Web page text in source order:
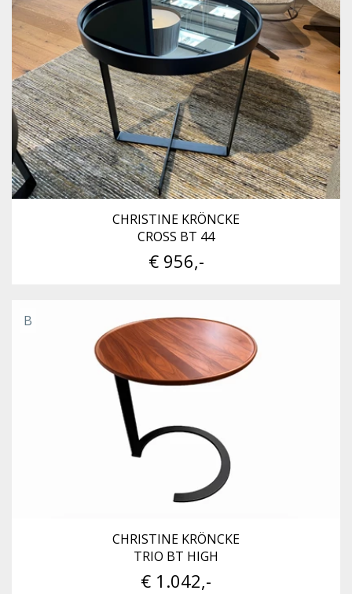
CHRISTINE KRÖNCKE
CROSS BT 44
€ 956,-
B
CHRISTINE KRÖNCKE
TRIO BT HIGH
€ 1.042,-